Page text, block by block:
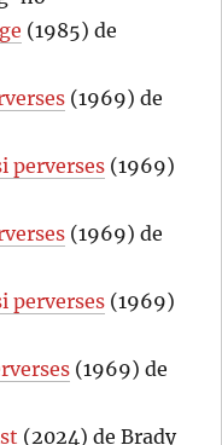
(1985) de
(1969) de
perverses (1969)
(1969) de
perverses (1969)
(1969) de
(2024) de Brady